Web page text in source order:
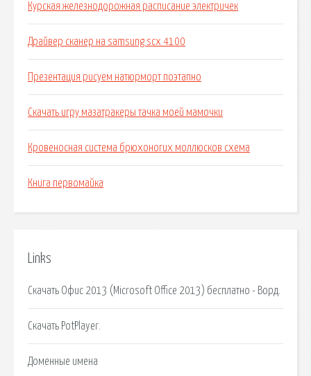
Курская железнодорожная расписание электричек
Драйвер сканер на samsung scx 4100
Презентация рисуем натюрморт поэтапно
Скачать игру мазатракеры тачка моей мамочки
Кровеносная система брюхоногих моллюсков схема
Книга первомайка
Links
Скачать Офис 2013 (Microsoft Office 2013) бесплатно - Ворд.
Скачать PotPlayer.
Доменные имена